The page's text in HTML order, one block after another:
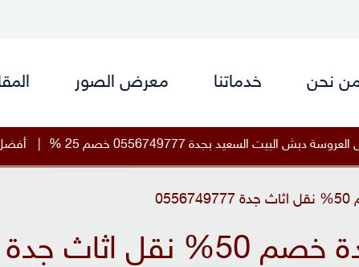
نحن خدماتنا معرض الصور
25 %
| أفضل نقل دبش العروسة دبش البيت السعيد
0556749777